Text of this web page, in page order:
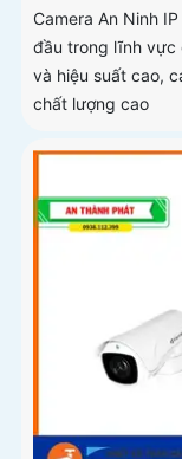
Camera An Ninh
đầu trong lĩnh vực
và hiệu suất cao,
chất lượng cao